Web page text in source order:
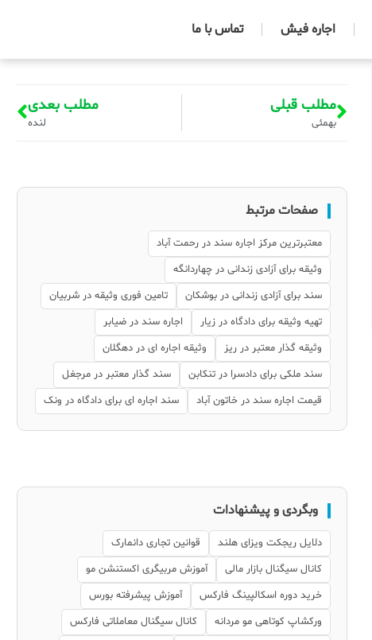
اجاره فیش تماس با ما
مطلب قبلی
بهمئی
مطلب بعدی
لنده
صفحات مرتبط
معتبرترین مرکز اجاره سند در رحمت آباد
وثیقه برای آزادی زندانی در چهاردانگه
سند برای آزادی زندانی در بوشکان
تامین فوری وثیقه در شربیان
تهیه وثیقه برای دادگاه در زیار
اجاره سند در ضیابر
وثیقه گذار معتبر در ریز
وثیقه اجاره ای در دهگلان
سند ملکی برای دادسرا در تنکابن
سند گذار معتبر در مرجغل
قیمت اجاره سند در خاتون آباد
سند اجاره ای برای دادگاه در ونک
وبگردی و پیشنهادات
دلایل ریجکت ویزای هلند
قوانین تجاری دانمارک
کانال سیگنال بازار مالی
آموزش مربیگری اکستنشن مو
خرید دوره اسکالپینگ فارکس
آموزش پیشرفته بورس
ورکشاپ کوتاهی مو مردانه
کانال سیگنال معاملاتی فارکس